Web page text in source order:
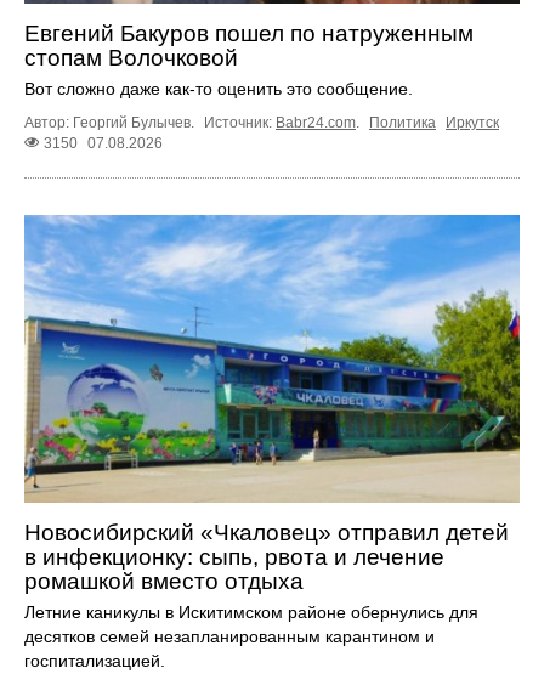
Евгений Бакуров пошел по натруженным
стопам Волочковой
Вот сложно даже как-то оценить это сообщение.
Автор: Георгий Булычев. Источник: Babr24.com Политика
Иркутск
3150 07.08.2026
Новосибирский «Чкаловец» отправил детей
в инфекционку: сыпь, рвота и лечение
ромашкой вместо отдыха
Летние каникулы в Искитимском районе обернулись для
десятков семей незапланированным карантином и
госпитализацией.